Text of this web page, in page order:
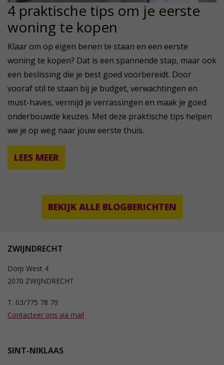
4 praktische tips om je eerste
woning te kopen
Klaar om op eigen benen te staan en een eerste
woning te kopen? Dat is een spannende stap, maar ook
een beslissing die je best goed voorbereidt. Door
vooraf stil te staan bij je budget, verwachtingen en
must-haves, vermijd je verrassingen en maak je goed
onderbouwde keuzes. Met deze praktische tips helpen
we je op weg naar jouw eerste thuis.
LEES MEER
BEKIJK ALLE BLOGBERICHTEN
ZWIJNDRECHT
Dorp West 4
2070 ZWIJNDRECHT
T. 03/775 78 79
Contacteer ons via mail
SINT-NIKLAAS